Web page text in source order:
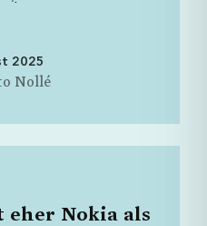
2025
Nollé
Nokia als